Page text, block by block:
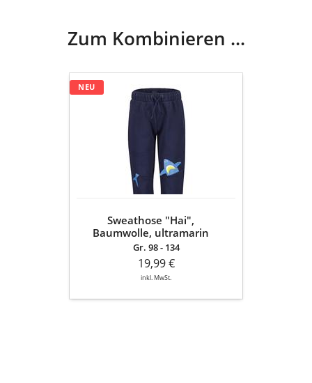
Zum Kombinieren ...
Sweathose
Baumwolle,
ultramarin
NEU
Sweathose "Hai",
Baumwolle, ultramarin
Gr. 98 - 134
19,99 €
inkl. MwSt.